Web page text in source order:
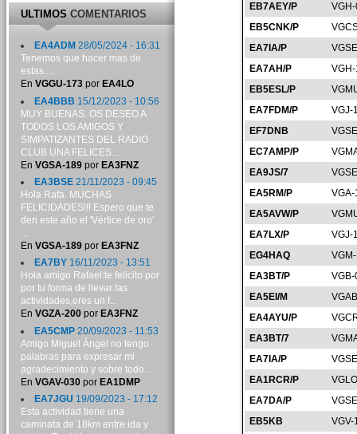
EB7AEY/P
EB5CNK/P
EA7IA/P
EA7AH/P
EB5ESL/P
EA7FDM/P
VGJ-
EF7DNB
EC7AMP/P
EA9JS/7
EA5RM/P
EA5AVW/P
EA7LX/P
VGJ-
EG4HAQ
EA3BT/P
EA5EI/M
EA4AYU/P
EA3BT/7
EA7IA/P
EA1RCR/P
EA7DA/P
EB5KB
VGV-
ULTIMOSCOMENTARIOS
EA4ADM 28/05/2024 - 16:31
Tenemos que hacer mas de
estas....
En VGGU-173por EA4LO
EA4BBB 15/12/2023 - 10:56
MUY BUENAS. OS DESEO A
TODOS LOS AMIGOS Y
SIMPATIZANTES DEL RADIO
CLUB UNA FELICES...
En VGSA-189por EA3FNZ
EA3BSE21/11/2023 - 09:45
Hola Rafa. MUCHAS
FELICIDADES!!! Espero que te
den este año el 'Vértice de oro'
...
En VGSA-189por EA3FNZ
EA7BY16/11/2023 - 13:51
Hola amigo Rafael:te felicito por
por tu forma de llevar las
actividades,eres un f...
En VGZA-200por EA3FNZ
EA5CMP20/09/2023 - 11:53
Amigo Miguel Ángel no tengo
palabras para expresar mi
agradecimiento y sobre todo...
En VGAV-030por EA1DMP
EA7JGU 19/09/2023 - 17:12
Esta actividad tiene una
caminata de 18km entre ida y